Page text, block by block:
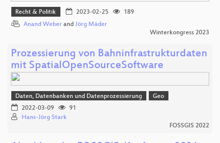
Recht & Politik 2023-02-25
189
Anand Weber and Jörg Mäder
Winterkongress 2023
Prozessierung von Bahninfrastrukturdaten
mit SpatialOpenSourceSoftware
Daten, Datenbanken und Datenprozessierung
Geo
2022-03-09
91
Hans-Jörg Stark
FOSSGIS 2022